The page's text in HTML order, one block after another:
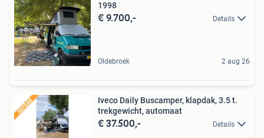
1998
€ 9.700,- Details
Oldebroek 2 aug 26
Iveco Daily Buscamper, klapdak, 3.5 t.
trekgewicht, automaat
€ 37.500,- Details